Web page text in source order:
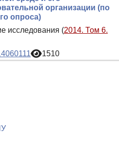
организации (по
опроса)
исследования (2014. Том 6.
1510